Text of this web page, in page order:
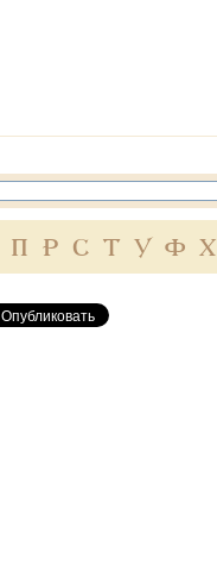
П Р С Т У Ф Х